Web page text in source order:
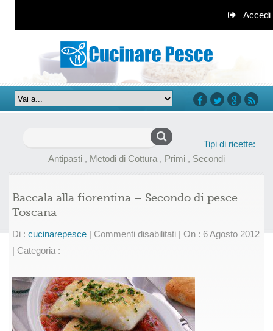
Accedi
Tipi di ricette:
Antipasti , Metodi di Cottura , Primi , Secondi
Baccala alla fiorentina – Secondo di pesce
Toscana
Di : cucinarepesce | Commenti disabilitatisu
fiorentina
–
Secondo
| On : 6 Agosto 2012
| Categoria :